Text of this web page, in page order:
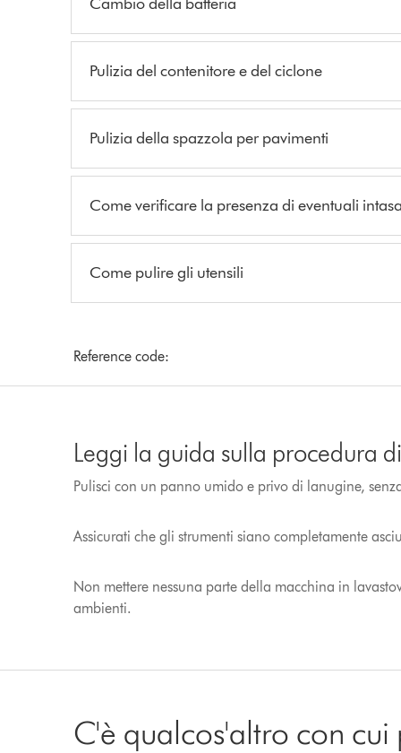
Pulizia del contenitore e del ciclone
Pulizia della spazzola per pavimenti
Come verificare la presenza di eventuali
Come pulire gli utensili
Reference code:
Leggi la guida sulla procedura
Pulisci con un panno umido e privo di lanugine,
Assicurati che gli strumenti siano completamente
Non mettere nessuna parte della macchina in
ambienti.
C'è qualcos'altro con